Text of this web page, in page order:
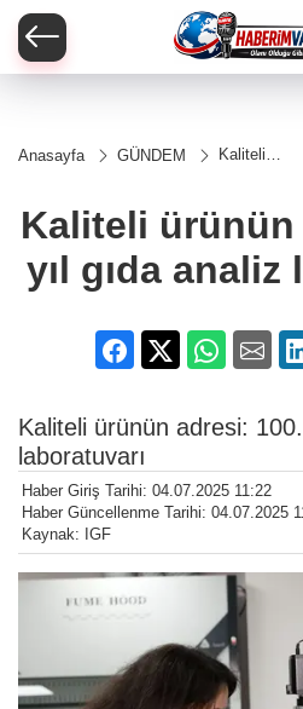
Anasayfa GÜNDEM
Kaliteli
yıl gıda
analiz
Kaliteli ürünün
yıl gıda analiz
Kaliteli ürünün adresi: 100.
laboratuvarı
Haber Giriş Tarihi: 04.07.2025 11:22
Haber Güncellenme Tarihi: 04.07.2025
Kaynak: IGF